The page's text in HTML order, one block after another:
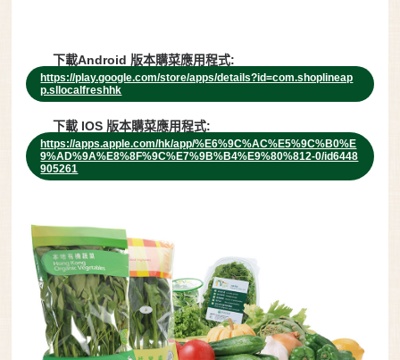
下載Android 版本購菜應用程式:
https://play.google.com/store/apps/details?id=com.shoplineap
p.sllocalfreshhk
下載 IOS 版本購菜應用程式:
https://apps.apple.com/hk/app/%E6%9C%AC%E5%9C%B0%E
9%AD%9A%E8%8F%9C%E7%9B%B4%E9%80%812-0/id6448
905261